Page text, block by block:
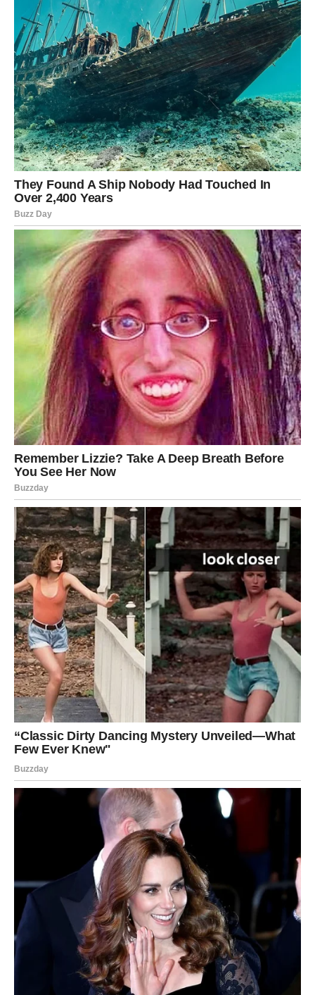
priča inspiriše mnoge. Njegovo suočavanje s teškim životnim
izazovima pokazuje da je moguće prevazići čak i najteže
gubitke. Kroz uspjehe i poraze, Saša nas uči kako se boriti za
ono što volimo i kako se nositi s tugom koja nas prati. Njegova
sposobnost da preokrene tragedije u snagu predstavlja važnu
lekciju da uz trud, upornost i vjeru u sebe, možemo savladati
svaku prepreku i ostvariti svoje snove.Saša nije samo
muzička ikona, već i primjer kako se iz svake borbe može
izaći jači i odlučniji, predstavljajući inspiraciju za generacije